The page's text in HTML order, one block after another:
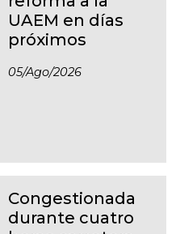
UAEM en días
próximos
05/ago/2026
Congestionada
durante cuatro